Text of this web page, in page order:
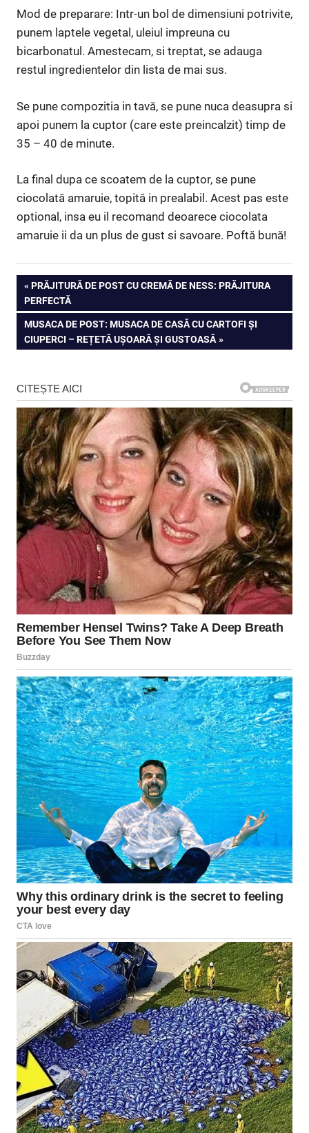
Mod de preparare: Intr-un bol de dimensiuni potrivite,
punem laptele vegetal, uleiul impreuna cu
bicarbonatul. Amestecam, si treptat, se adauga
restul ingredientelor din lista de mai sus.
Se pune compozitia in tavă, se pune nuca deasupra si
apoi punem la cuptor (care este preincalzit) timp de
35 – 40 de minute.
La final dupa ce scoatem de la cuptor, se pune
ciocolată amaruie, topită in prealabil. Acest pas este
optional, insa eu il recomand deoarece ciocolata
amaruie ii da un plus de gust si savoare. Poftă bună!
Navigare
în
articole
PREVIOUS
POST:
PRĂJITURĂ DE POST CU CREMĂ DE NESS: PRĂJITURA
PERFECTĂ
NEXT
POST:
MUSACA DE POST: MUSACA DE CASĂ CU CARTOFI ȘI
CIUPERCI – REȚETĂ UȘOARĂ ȘI GUSTOASĂ